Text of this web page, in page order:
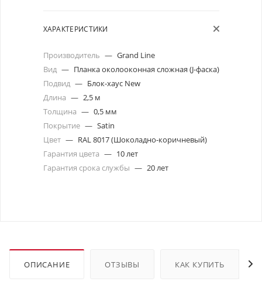
ХАРАКТЕРИСТИКИ
Производитель — Grand Line
Вид — Планка околооконная сложная (J-фаска)
Подвид — Блок-хаус New
Длина — 2,5 м
Толщина — 0,5 мм
Покрытие — Satin
Цвет — RAL 8017 (Шоколадно-коричневый)
Гарантия цвета — 10 лет
Гарантия срока службы — 20 лет
ОПИСАНИЕ ОТЗЫВЫ КАК КУПИТЬ